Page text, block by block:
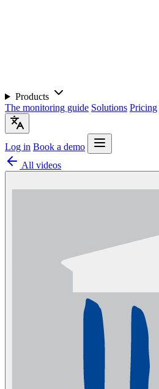
Products
The monitoring guide Solutions Pricing
Log in Book a demo
All videos